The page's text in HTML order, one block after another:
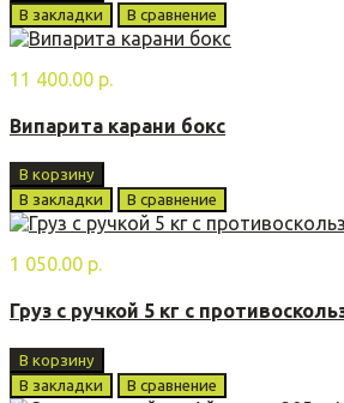
В закладки
В сравнение
11 400.00 р.
Випарита карани бoкс
В корзину
В закладки
В сравнение
1 050.00 р.
Груз с ручкой 5 кг с
В корзину
В закладки
В сравнение